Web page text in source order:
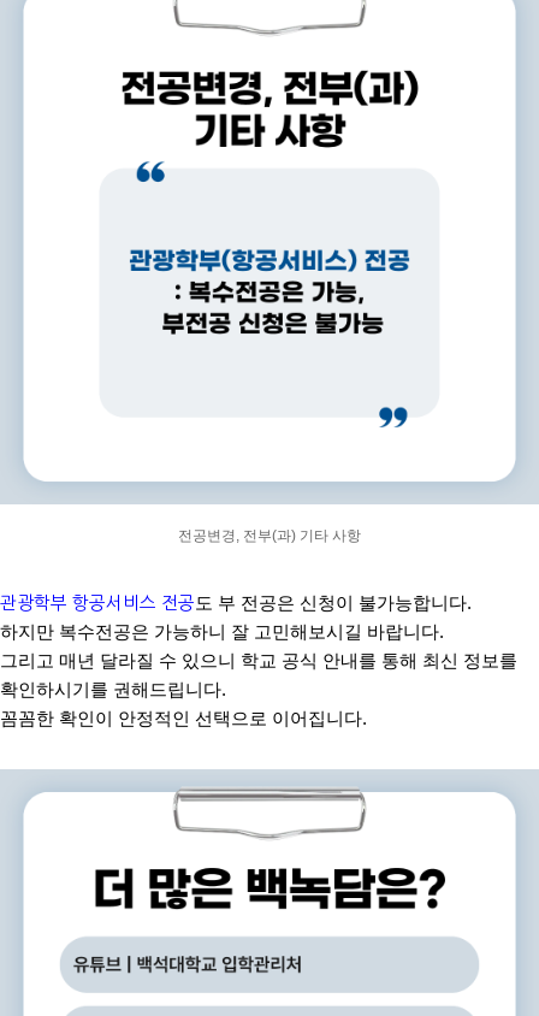
전공변경, 전부(과) 기타 사항
관광학부 항공서비스 전공 도 부 전공은 신청이 불가능합니다.
하지만 복수전공은 가능하니 잘 고민해보시길 바랍니다.
그리고 매년 달라질 수 있으니 학교 공식 안내를 통해 최신 정보를
확인하시기를 권해드립니다.
꼼꼼한 확인이 안정적인 선택으로 이어집니다.